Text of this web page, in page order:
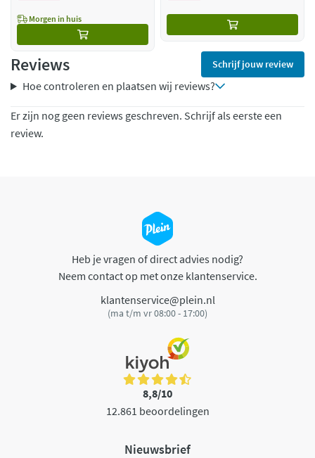
Morgen in huis
Reviews Schrijf jouw review
Hoe controleren en plaatsen wij reviews?
Er zijn nog geen reviews geschreven. Schrijf als eerste een
review.
Heb je vragen of direct advies nodig?
Neem contact op met onze klantenservice.
klantenservice@plein.nl
(ma t/m vr 08:00 - 17:00)
8,8/10
12.861 beoordelingen
Nieuwsbrief